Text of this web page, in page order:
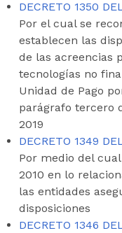
DECRETO 1350
Por el cual se
establecen las
de las acreencias
tecnologías no
Unidad de Pago
parágrafo tercero
2019
DECRETO 1349
Por medio del
2010 en lo
las entidades
disposiciones
DECRETO 1346